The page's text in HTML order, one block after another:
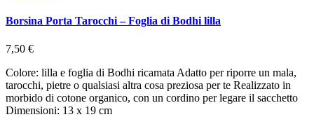
Borsina Porta Tarocchi – Foglia di Bodhi lilla
7,50 €
Colore: lilla e foglia di Bodhi ricamata Adatto per riporre un mala,
tarocchi, pietre o qualsiasi altra cosa preziosa per te Realizzato in
morbido di cotone organico, con un cordino per legare il sacchetto
Dimensioni: 13 x 19 cm